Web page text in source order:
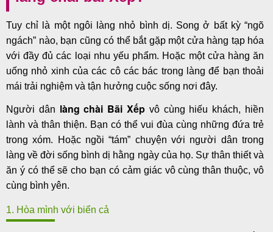
Tuy chỉ là một ngôi làng nhỏ bình dị. Song ở bất kỳ “ngõ
ngách” nào, bạn cũng có thể bắt gặp một cửa hàng tạp hóa
với đầy đủ các loại nhu yếu phẩm. Hoặc một cửa hàng ăn
uống nhỏ xinh của các cô các bác trong làng để bạn thoải
mái trải nghiệm và tận hưởng cuộc sống nơi đây.
Người dân làng chài Bãi Xếp vô cùng hiếu khách, hiền
lành và thân thiện. Bạn có thể vui đùa cùng những đứa trẻ
trong xóm. Hoặc ngồi “tám” chuyện với người dân trong
làng về đời sống bình dị hằng ngày của họ. Sự thân thiết và
ăn ý có thể sẽ cho bạn có cảm giác vô cùng thân thuộc, vô
cùng bình yên.
1. Hòa mình với biển cả